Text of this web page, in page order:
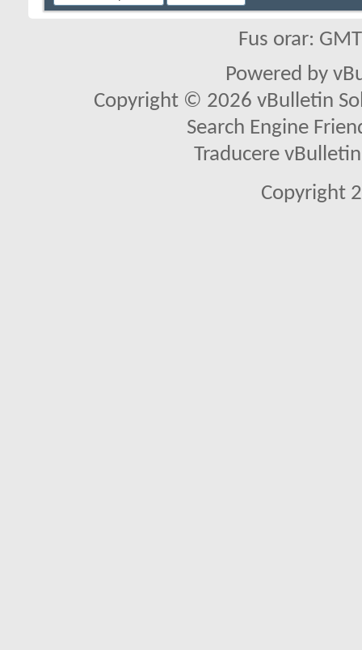
Fus orar:
Powered by
Copyright © 2026 vBulletin
Search Engine
Traducere
Copyright